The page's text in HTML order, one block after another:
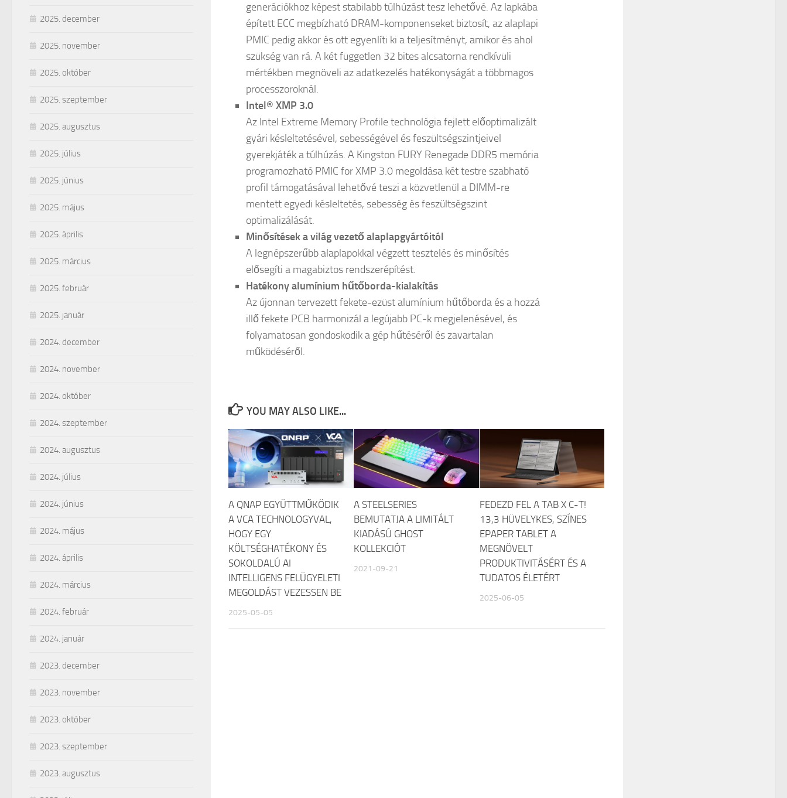
generációkhoz képest stabilabb túlhúzást tesz lehetővé. Az lapkába
épített ECC megbízható DRAM-komponenseket biztosít, az alaplapi
PMIC pedig akkor és ott egyenlíti ki a teljesítményt, amikor és ahol
szükség van rá. A két független 32 bites alcsatorna rendkívüli
mértékben megnöveli az adatkezelés hatékonyságát a többmagos
processzoroknál.
Intel® XMP 3.0
Az Intel Extreme Memory Profile technológia fejlett előoptimalizált
gyári késleltetésével, sebességével és feszültségszintjeivel
gyerekjáték a túlhúzás. A Kingston FURY Renegade DDR5 memória
programozható PMIC for XMP 3.0 megoldása két testre szabható
profil támogatásával lehetővé teszi a közvetlenül a DIMM-re
mentett egyedi késleltetés, sebesség és feszültségszint
optimalizálását.
Minősítések a világ vezető alaplapgyártóitól
A legnépszerűbb alaplapokkal végzett tesztelés és minősítés
elősegíti a magabiztos rendszerépítést.
Hatékony alumínium hűtőborda-kialakítás
Az újonnan tervezett fekete-ezüst alumínium hűtőborda és a hozzá
illő fekete PCB harmonizál a legújabb PC-k megjelenésével, és
folyamatosan gondoskodik a gép hűtéséről és zavartalan
működéséről.
YOU MAY ALSO LIKE...
A QNAP EGYÜTTMŰKÖDIK
A VCA TECHNOLOGYVAL,
HOGY EGY
KÖLTSÉGHATÉKONY ÉS
SOKOLDALÚ AI
INTELLIGENS FELÜGYELETI
MEGOLDÁST VEZESSEN BE
2025-05-05
A STEELSERIES
BEMUTATJA A LIMITÁLT
KIADÁSÚ GHOST
KOLLEKCIÓT
2021-09-21
FEDEZD FEL A TAB X C-T!
13,3 HÜVELYKES, SZÍNES
EPAPER TABLET A
MEGNÖVELT
PRODUKTIVITÁSÉRT ÉS A
TUDATOS ÉLETÉRT
2025-06-05
2025. december
2025. november
2025. október
2025. szeptember
2025. augusztus
2025. július
2025. június
2025. május
2025. április
2025. március
2025. február
2025. január
2024. december
2024. november
2024. október
2024. szeptember
2024. augusztus
2024. július
2024. június
2024. május
2024. április
2024. március
2024. február
2024. január
2023. december
2023. november
2023. október
2023. szeptember
2023. augusztus